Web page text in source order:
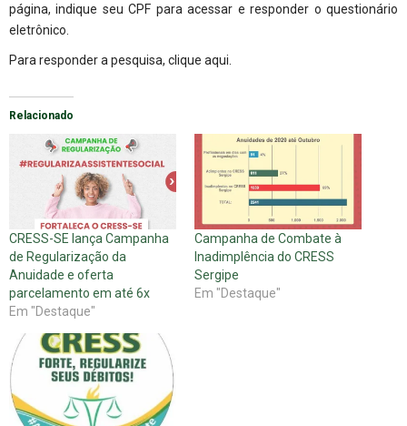
página, indique seu CPF para acessar e responder o questionário
eletrônico.
Para responder a pesquisa, clique aqui.
Relacionado
CRESS-SE lança Campanha
de Regularização da
Anuidade e oferta
parcelamento em até 6x
Em "Destaque"
Campanha de Combate à
Inadimplência do CRESS
Sergipe
Em "Destaque"